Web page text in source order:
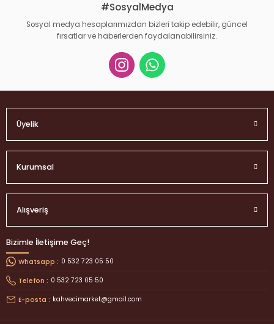
#SosyalMedya
Sosyal medya hesaplarımızdan bizleri takip edebilir, güncel
fırsatlar ve haberlerden faydalanabilirsiniz.
Üyelik
Kurumsal
Alışveriş
Bizimle İletişime Geç!
Whatsapp : 0 532 723 05 50
Telefon : 0 532 723 05 50
E-posta : kahvecimarket@gmail.com